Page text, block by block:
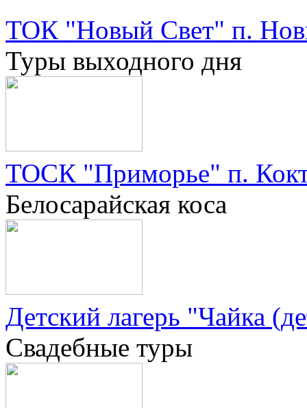
ТОК "Новый Свет" п.
Туры выходного дня
ТОСК "Приморье" п.
Белосарайская коса
Детский лагерь "Чайка
Свадебные туры